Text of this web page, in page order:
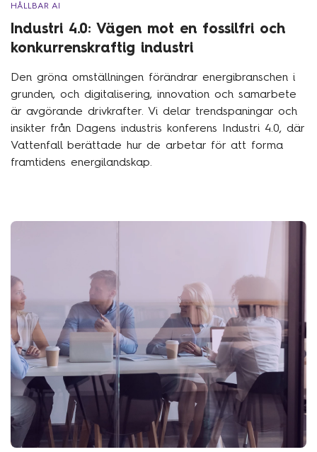
HÅLLBAR AI
Industri 4.0: Vägen mot en fossilfri och
konkurrenskraftig industri
Den gröna omställningen förändrar energibranschen i
grunden, och digitalisering, innovation och samarbete
är avgörande drivkrafter. Vi delar trendspaningar och
insikter från Dagens industris konferens Industri 4.0, där
Vattenfall berättade hur de arbetar för att forma
framtidens energilandskap.